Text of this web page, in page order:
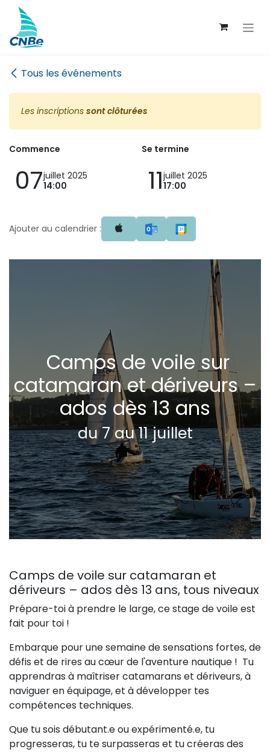
Se rendre au contenu
Tous les événements
Les inscriptions sont clôturées
Commence
07juillet 2025
14:00
Se termine
11juillet 2025
17:00
Ajouter au calendrier :
Camps de voile sur
catamaran et dériveurs –
ados dès 13 ans
du 7 au 11 juillet
Camps de voile sur catamaran et
dériveurs – ados dès 13 ans, tous niveaux
Prépare-toi à prendre le large, ce stage de voile est
fait pour toi !
Embarque pour une semaine de sensations fortes, de
défis et de rires au cœur de l'aventure nautique ! Tu
apprendras à maîtriser catamarans et dériveurs, à
naviguer en équipage, et à développer tes
compétences techniques.
Que tu sois débutant.e ou expérimenté.e, tu
progresseras, tu te surpasseras et tu créeras des